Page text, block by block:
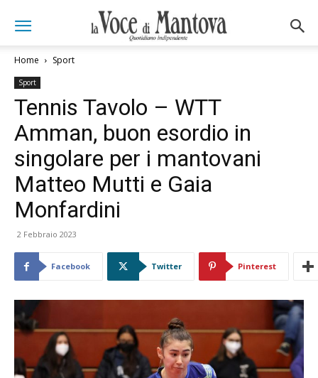
Home Sport
Sport
Tennis Tavolo – WTT
Amman, buon esordio in
singolare per i mantovani
Matteo Mutti e Gaia
Monfardini
2 Febbraio 2023
Facebook Twitter Pinterest